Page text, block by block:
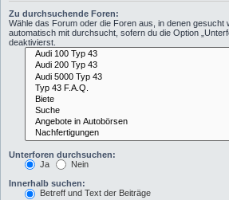
Zu durchsuchende Foren:
Wähle das Forum oder die Foren aus, in denen gesucht
automatisch mit durchsucht, sofern du die Option
deaktivierst.
Unterforen durchsuchen:
Ja
Nein
Innerhalb suchen:
Betreff und Text der Beiträge